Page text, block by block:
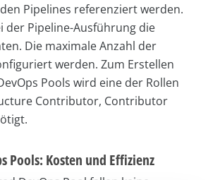
Pipelines referenziert werden.
der Pipeline-Ausführung die
Die maximale Anzahl der
werden. Zum Erstellen
Pools wird eine der Rollen
Contributor, Contributor
Pools: Kosten und Effizienz